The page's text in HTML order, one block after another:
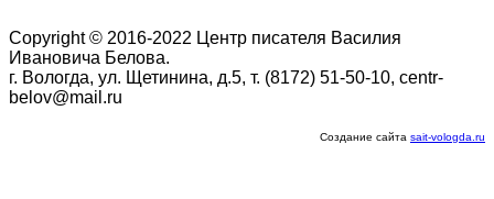
Copyright © 2016-2022 Центр писателя Василия
Ивановича Белова.
г. Вологда, ул. Щетинина, д.5, т. (8172) 51-50-10, centr-
belov@mail.ru
Создание сайта sait-vologda.ru